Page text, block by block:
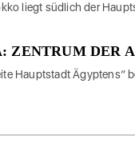
liegt südlich der
ZENTRUM DER
Hauptstadt Ägyptens“